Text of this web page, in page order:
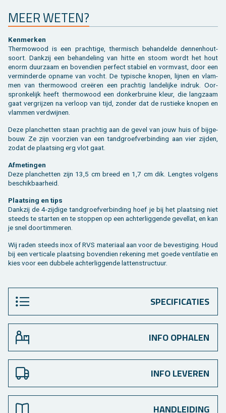
MEER WETEN?
Ken­mer­ken
Ther­mo­wood is een prach­ti­ge, ther­misch be­han­del­de den­nen­hout­
soort. Dank­zij een be­han­de­ling van hitte en stoom wordt het hout
enorm duur­zaam en bo­ven­dien per­fect sta­biel en vorm­vast, door een
ver­min­der­de op­na­me van vocht. De ty­pi­sche kno­pen, lij­nen en vlam­
men van ther­mo­wood creëren een prach­tig lan­de­lij­ke in­druk. Oor­
spron­ke­lijk heeft ther­mo­wood een don­ker­brui­ne kleur, die lang­zaam
gaat ver­grij­zen na ver­loop van tijd, zon­der dat de rus­tie­ke kno­pen en
vlam­men ver­dwij­nen.
Deze plan­chet­ten staan prach­tig aan de gevel van jouw huis of bij­ge­
bouw. Ze zijn voor­zien van een tand­groef­ver­bin­ding aan vier zij­den,
zodat de plaat­sing erg vlot gaat.
Af­me­tin­gen
Deze plan­chet­ten zijn 13,5 cm breed en 1,7 cm dik. Leng­tes vol­gens
be­schik­baar­heid.
Plaat­sing en tips
Dank­zij de 4-zij­di­ge tand­groef­ver­bin­ding hoef je bij het plaat­sing niet
steeds te star­ten en te stop­pen op een ach­ter­lig­gen­de ge­vel­lat, en kan
je snel door­tim­me­ren.
Wij raden steeds inox of RVS ma­te­ri­aal aan voor de be­ves­ti­ging. Houd
bij een ver­ti­ca­le plaat­sing bo­ven­dien re­ke­ning met goede ven­ti­la­tie en
kies voor een dub­be­le ach­ter­lig­gen­de lat­ten­struc­tuur.
SPECIFICATIES
INFO OPHALEN
INFO LEVEREN
HANDLEIDING